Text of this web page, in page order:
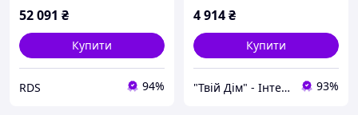
52 091 ₴
Купити
RDS 94%
4301185
4 914₴
Купити
"Твій Дім" - Інтернет-гіпермаркет 93%